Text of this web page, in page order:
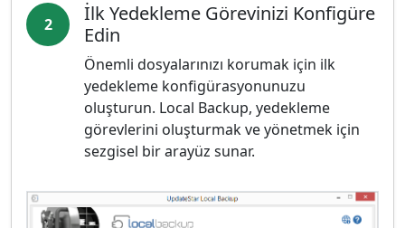
2
İlk Yedekleme Görevinizi Konfigüre
Edin
Önemli dosyalarınızı korumak için ilk
yedekleme konfigürasyonunuzu
oluşturun. Local Backup, yedekleme
görevlerini oluşturmak ve yönetmek için
sezgisel bir arayüz sunar.